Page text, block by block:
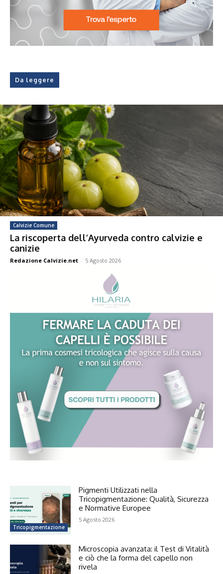
Da leggere
Calvizie Comune
La riscoperta dell’Ayurveda contro calvizie e
canizie
Redazione Calvizie.net - 5 Agosto 2026
Tricopigmentazione
Pigmenti Utilizzati nella
Tricopigmentazione: Qualità, Sicurezza
e Normative Europee
5 Agosto 2026
Microscopia avanzata: il Test di Vitalità
e ciò che la forma del capello non
rivela